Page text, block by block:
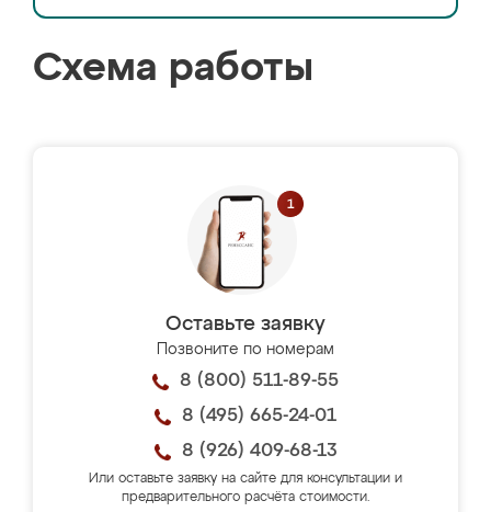
Схема работы
Оставьте заявку
Позвоните по номерам
8 (800) 511-89-55
8 (495) 665-24-01
8 (926) 409-68-13
Или оставьте заявку на сайте для консультации и
предварительного расчёта стоимости.